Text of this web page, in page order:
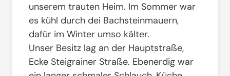
unserem trauten Heim. Im Sommer war
es kühl durch dei Bachsteinmauern,
dafür im Winter umso kälter.
Unser Besitz lag an der Hauptstraße,
Ecke Steigrainer Straße. Ebenerdig war